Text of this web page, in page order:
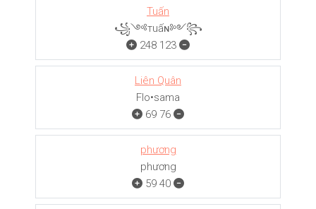
Tuấn
꧁༺тuấɴ༻꧂
248 123
Liên Quân
Flo•sama
69 76
phương
phương
59 40